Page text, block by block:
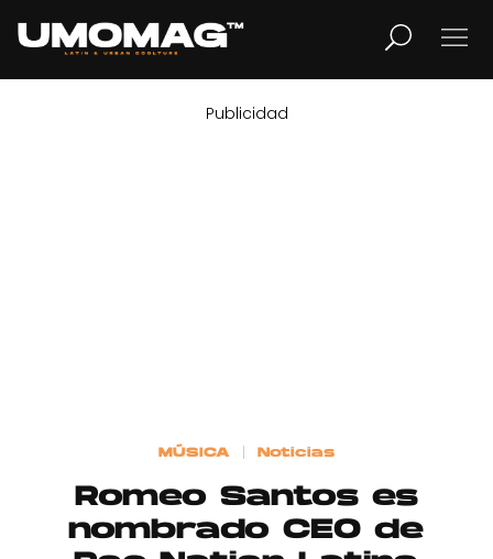
LIFESTYLE
Contacto
Publicidad
MÚSICA Noticias
Romeo Santos es
nombrado CEO de